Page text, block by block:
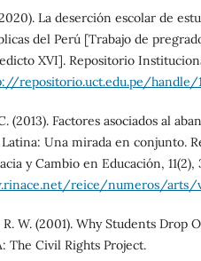
La deserción escolar de
del Perú [Trabajo de
XVI]. Repositorio
repositorio.uct.edu.pe/handle/
(2013). Factores asociados al
Una mirada en conjunto.
y Cambio en Educación, 11(2),
reice/numeros/arts/
W. (2001). Why Students Drop
The Civil Rights Project.